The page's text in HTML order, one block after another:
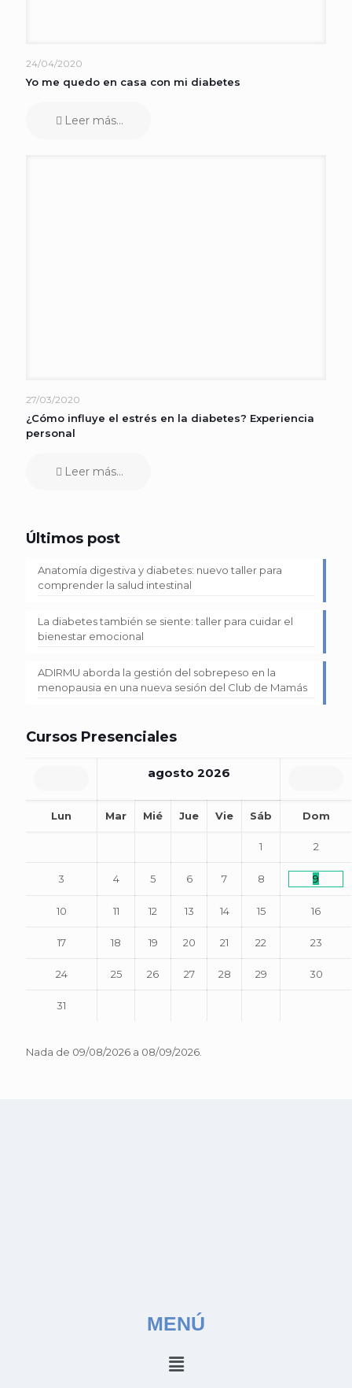
24/04/2020
Yo me quedo en casa con mi diabetes
Leer más...
27/03/2020
¿Cómo influye el estrés en la diabetes? Experiencia
personal
Leer más...
Últimos post
Anatomía digestiva y diabetes: nuevo taller para
comprender la salud intestinal
La diabetes también se siente: taller para cuidar el
bienestar emocional
ADIRMU aborda la gestión del sobrepeso en la
menopausia en una nueva sesión del Club de Mamás
Cursos Presenciales
agosto 2026
Lun Mar Mié Jue Vie Sáb Dom
1 2
3 4 5 6 7 8 9
10 11 12 13 14 15 16
17 18 19 20 21 22 23
24 25 26 27 28 29 30
31
Nada de 09/08/2026 a 08/09/2026.
MENÚ